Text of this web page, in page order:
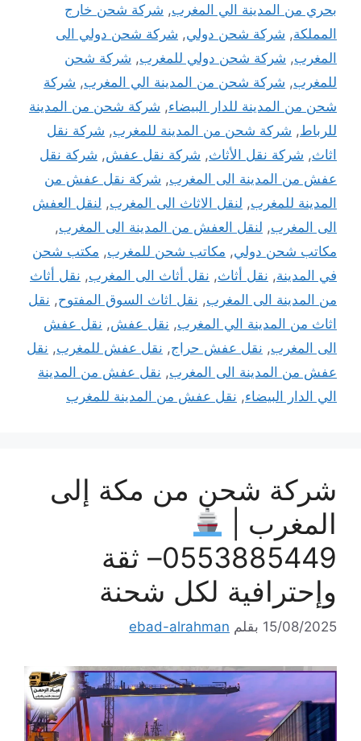
بحري من المدينة الي المغرب, شركة شحن خارج
المملكة, شركة شحن دولي, شركة شحن دولي الى
المغرب, شركة شحن دولي للمغرب, شركة شحن
للمغرب, شركة شحن من المدينة الي المغرب, شركة
شحن من المدينة للدار البيضاء, شركة شحن من المدينة
للرباط, شركة شحن من المدينة للمغرب, شركة نقل
اثاث, شركة نقل الأثاث, شركة نقل عفش, شركة نقل
عفش من المدينة الى المغرب, شركة نقل عفش من
المدينة للمغرب, لنقل الاثاث الى المغرب, لنقل العفش
الى المغرب, لنقل العفش من المدينة الى المغرب,
مكاتب شحن دولي, مكاتب شحن للمغرب, مكتب شحن
في المدينة, نقل أثاث, نقل أثاث الى المغرب, نقل أثاث
من المدينة الى المغرب, نقل اثاث السوق المفتوح, نقل
اثاث من المدينة الي المغرب, نقل عفش, نقل عفش
الى المغرب, نقل عفش حراج, نقل عفش للمغرب, نقل
عفش من المدينة الى المغرب, نقل عفش من المدينة
الي الدار البيضاء, نقل عفش من المدينة للمغرب
شركة شحن من مكة إلى
المغرب |
0553885449– ثقة
وإحترافية لكل شحنة
15/08/2025 بقلم ebad-alrahman